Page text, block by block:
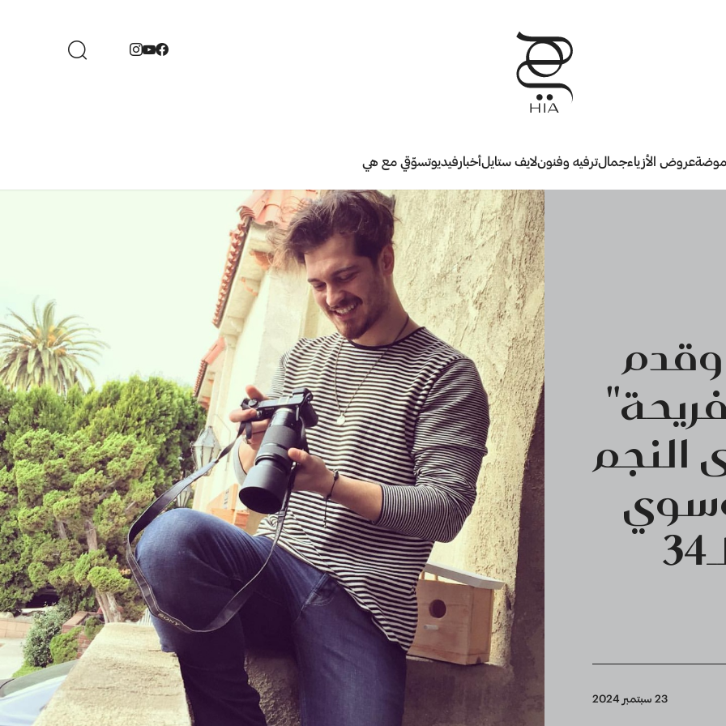
موضةعروض الأزياءجمالترفيه وفنونلايف ستايلأخبارفيديوتسوّقي مع هي
النجم
23 سبتمبر 2024